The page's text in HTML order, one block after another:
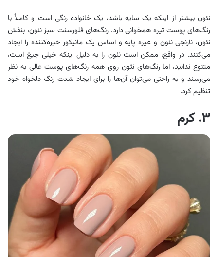
نئون بیشتر از اینکه یک سایه باشد، یک خانواده رنگی است و کاملاً با
رنگ‌های پوست تیره همخوانی دارد. رنگ‌های فلورسنت سبز نئون، بنفش
نئون، نارنجی نئون و غیره پایه و اساس یک مانیکور خیره‌کننده را ایجاد
می‌کنند. در واقع، ممکن است نئون را به دلیل اینکه خیلی جیغ است،
متنوع ندانید، اما رنگ‌های نئون روی همه رنگ‌های پوست عالی به نظر
می‌رسند و به راحتی می‌توان آن‌ها را برای ایجاد شدت رنگ دلخواه خود
تنظیم کرد.
۳. کرم